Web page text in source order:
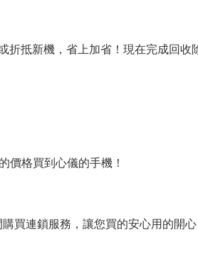
折抵新機，省上加省！現在完成回收
格買到心儀的手機！
買連鎖服務，讓您買的安心用的開心